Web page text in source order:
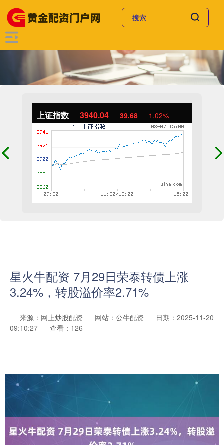
上证指数 3940.04 39.68 1.02%
星火牛配资 7月29日荣泰转债上涨
3.24%，转股溢价率2.71%
来源：网上炒股配资 网站：公牛配资
日期：2025-11-20
09:10:27
查看：126